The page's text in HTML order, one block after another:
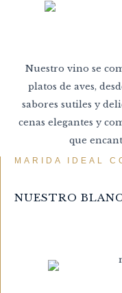
Nuestro vino se
platos de aves,
sabores sutiles y
cenas elegantes y
que
MARIDA IDEAL
NUESTRO